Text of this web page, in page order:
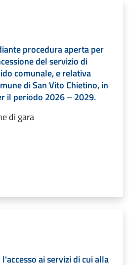
procedura aperta per
del servizio di
comunale, e relativa
di San Vito Chietino, in
il periodo 2026 – 2029.
di gara
ai servizi di cui alla